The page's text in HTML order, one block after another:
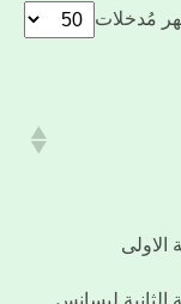
مُدخلات
الاولى
الثانية ليسانس